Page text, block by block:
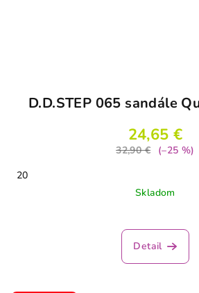
D.D.STEP 065 sandále
24,65 €
32,90 €
(–25 %)
20
Skladom
Detail